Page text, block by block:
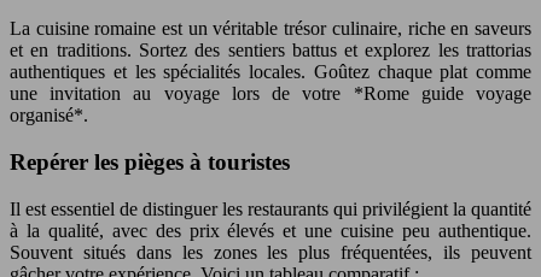
La cuisine romaine est un véritable trésor culinaire, riche en saveurs
et en traditions. Sortez des sentiers battus et explorez les trattorias
authentiques et les spécialités locales. Goûtez chaque plat comme
une invitation au voyage lors de votre *Rome guide voyage
organisé*.
Repérer les pièges à touristes
Il est essentiel de distinguer les restaurants qui privilégient la quantité
à la qualité, avec des prix élevés et une cuisine peu authentique.
Souvent situés dans les zones les plus fréquentées, ils peuvent